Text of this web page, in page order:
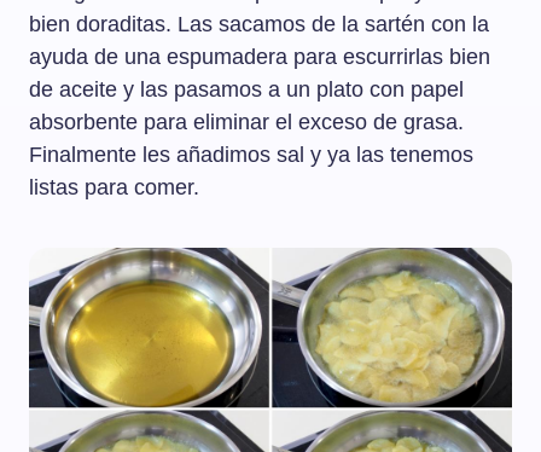
bien doraditas. Las sacamos de la sartén con la
ayuda de una espumadera para escurrirlas bien
de aceite y las pasamos a un plato con papel
absorbente para eliminar el exceso de grasa.
Finalmente les añadimos sal y ya las tenemos
listas para comer.